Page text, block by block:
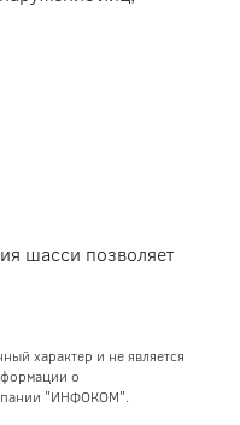
шасси позволяет
характер и не является
о
"ИНФОКОМ".